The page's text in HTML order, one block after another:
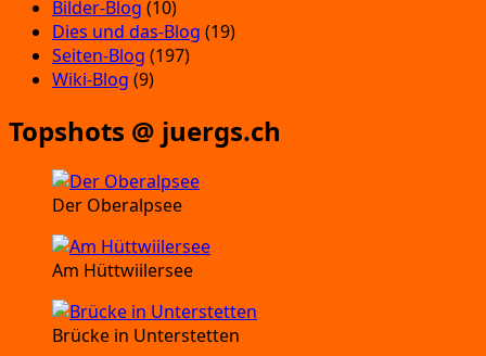
Bilder-Blog (10)
Dies und das-Blog (19)
Seiten-Blog (197)
Wiki-Blog (9)
Topshots @ juergs.ch
Der Oberalpsee
Am Hüttwiilersee
Brücke in Unterstetten